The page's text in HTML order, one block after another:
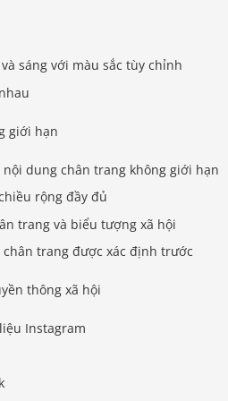
sáng với màu sắc tùy chỉnh
giới hạn
nội dung chân trang không giới hạn
rộng đầy đủ
trang và biểu tượng xã hội
trang được xác định trước
thông xã hội
Instagram